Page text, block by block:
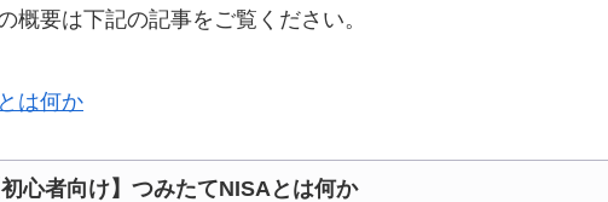
概要は下記の記事をご覧ください。
は何か
初心者向け】つみたてNISAとは何か